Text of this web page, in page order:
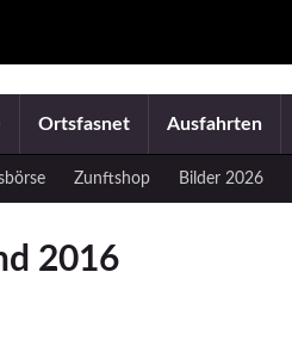
Ortsfasnet Ausfahrten
Zunftshop Bilder 2026
2016